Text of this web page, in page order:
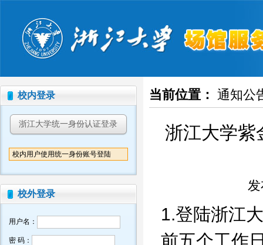
校内登录
浙江大学统一身份认证登录
校内用户使用统一身份账号登陆
校外登录
用户名：
密 码：
当前位置： 通知公
浙江大学紫
1.登陆浙江
前五个工作